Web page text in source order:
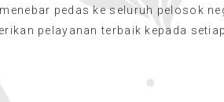
pedas ke seluruh pelosok
pelayanan terbaik kepada setiap